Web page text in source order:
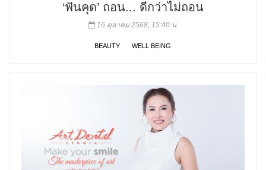
‘ฟันคุด’ ถอน... ดีกว่าไม่ถอน
16 ตุลาคม 2568, 15:40 น.
BEAUTY WELL BEING